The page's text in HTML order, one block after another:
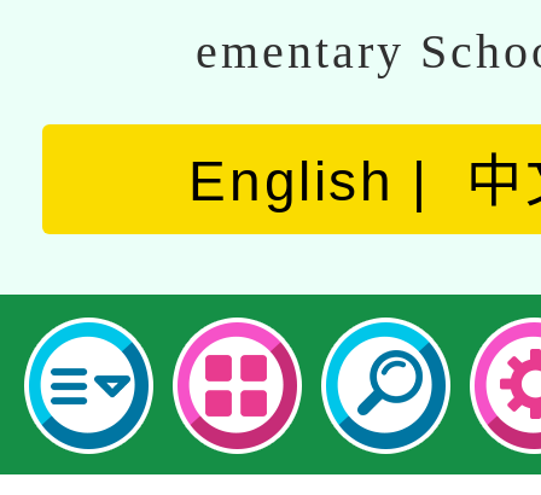
ementary
English 中